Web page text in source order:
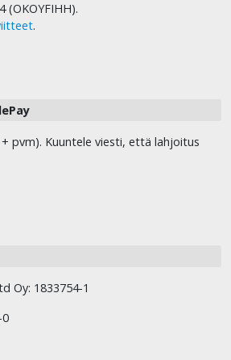
(OKOYFIHH).
.
pvm). Kuuntele viesti, että lahjoitus
Oy: 1833754-1
0